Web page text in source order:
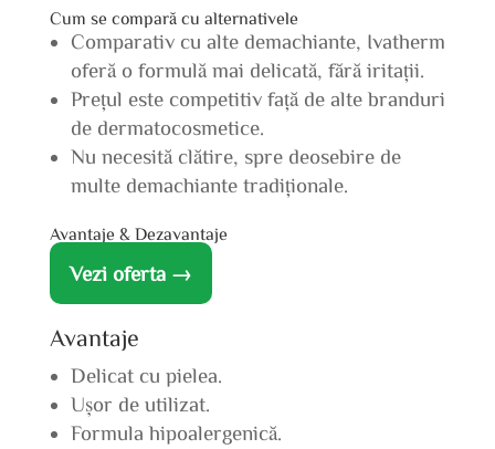
Cum se compară cu alternativele
Comparativ cu alte demachiante, Ivatherm
oferă o formulă mai delicată, fără iritații.
Prețul este competitiv față de alte branduri
de dermatocosmetice.
Nu necesită clătire, spre deosebire de
multe demachiante tradiționale.
Avantaje & Dezavantaje
Vezi oferta →
Avantaje
Delicat cu pielea.
Ușor de utilizat.
Formula hipoalergenică.